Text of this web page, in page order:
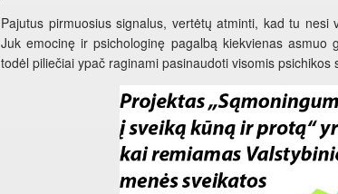
Pajutus pirmuosius signalus, vertėtų atminti, kad tu nesi
Juk emocinę ir psichologinę pagalbą kiekvienas asmuo
todėl piliečiai ypač raginami pasinaudoti visomis psichikos